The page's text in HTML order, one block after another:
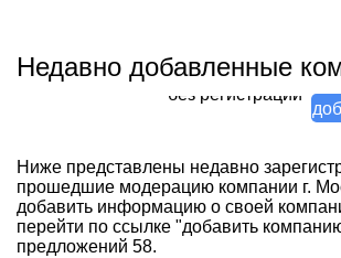
Недавно добавленные
без регистрации
Ниже представлены недавно
прошедшие модерацию компании г.
добавить информацию о своей
перейти по ссылке "добавить
предложений 58.